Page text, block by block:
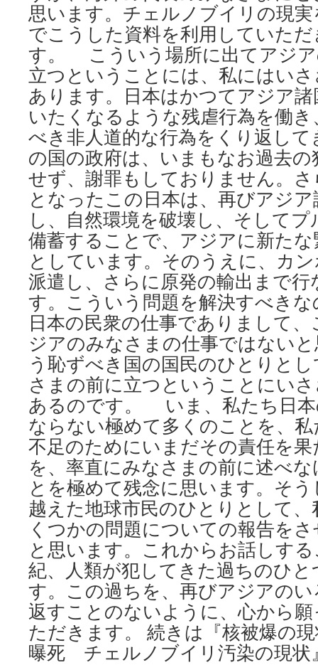
思います。チェルノブイリの現
でこうした資料を利用していた
す。 こういう場所に出てアジ
立つということには、私にはい
あります。日本はかつてアジア
いたくなるような残虐行為を働
べき非人道的な行為をくり返し
の国の政府は、いまもなお過去
せず、謝罪もしておりません。
となったこの日本は、再びアジ
し、自然環境を破壊し、そして
備蓄することで、アジアに新た
としています。そのうえに、カ
派遣し、さらに原発の輸出まで
す。こういう問題を解決すべき
日本の民衆の仕事でありまして
ジアのみなさまの仕事ではない
う恥ずべき国の国民のひとりと
さまの前に立つということにい
あるのです。 いま、私たち日
ならない極めて多くのことを、
不足のためにいまだその責任を
を、率直にみなさまの前に述べ
とを極めて残念に思います。そ
越えた地球市民のひとりとして
くつかの問題についての報告を
と思います。これからお話しす
紀、人類が犯してきた過ちのひ
す。この過ちを、再びアジアの
返すことのないように、心から
ただきます。 続きは『核被爆の
曝死 チェルノブイリ汚染の現状